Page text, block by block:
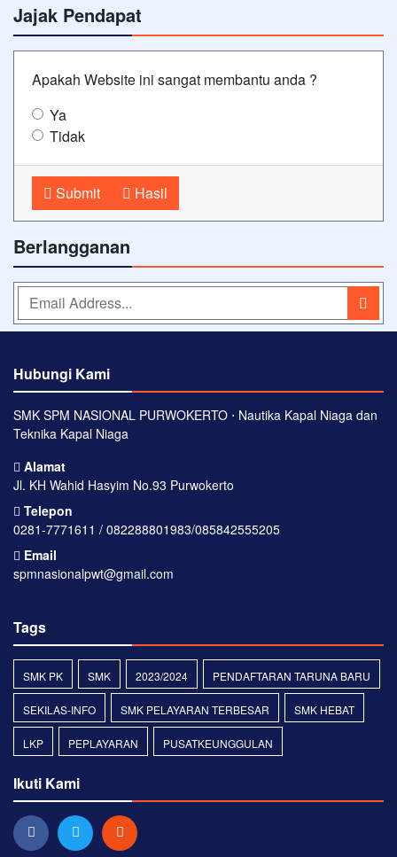
Jajak Pendapat
Apakah Website ini sangat membantu anda ?
Ya
Tidak
Submit Hasil
Berlangganan
Hubungi Kami
SMK SPM NASIONAL PURWOKERTO ⋅ Nautika Kapal Niaga dan
Teknika Kapal Niaga
Alamat
Jl. KH Wahid Hasyim No.93 Purwokerto
Telepon
0281-7771611 / 082288801983/085842555205
Email
spmnasionalpwt@gmail.com
Tags
SMK PK SMK 2023/2024 PENDAFTARAN TARUNA BARU
SEKILAS-INFO SMK PELAYARAN TERBESAR SMK HEBAT
LKP PEPLAYARAN PUSATKEUNGGULAN
Ikuti Kami